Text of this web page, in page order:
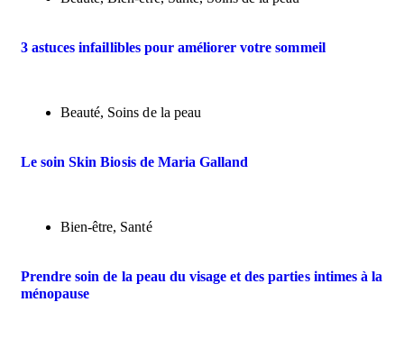
3 astuces infaillibles pour améliorer votre sommeil
Beauté, Soins de la peau
Le soin Skin Biosis de Maria Galland
Bien-être, Santé
Prendre soin de la peau du visage et des parties intimes à la
ménopause